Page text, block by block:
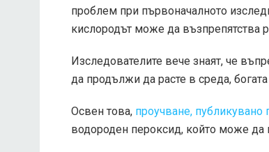
проблем при първоначалното
кислородът може да възпрепятства
Изследователите вече знаят, че
да продължи да расте в среда,
Освен това, проучване, публикувано
водороден пероксид, който може да